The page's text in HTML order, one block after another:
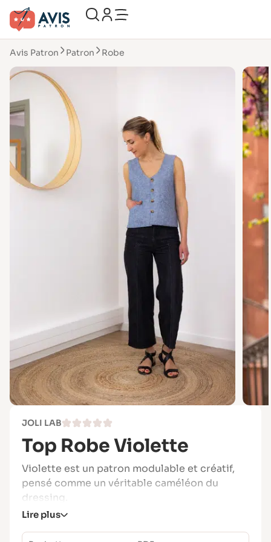
Avis Patron Patron Robe
JOLI LAB
Top Robe Violette
Violette est un patron modulable et créatif,
pensé comme un véritable caméléon du
dressing.
Blouse romantique, veston structuré ou robe
trapèze à l’allure sixties, ce modèle s’adapte à
Lire plus